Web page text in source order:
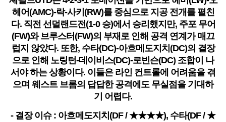
헤어(AMC)-락-사키(RW)를 중심으로 지공 전개를 펼친
다. 직전 선덜랜드전(1-0 승)에서 승리했지만, 주포 무어
(FW)와 브루스터(FW)의 부재로 인해 공격 연계가 매끄
럽지 않았다. 또한, 수타(DC)-아흐메도지치(DC)의 결장
으로 인해 노링턴-데이비스(DC)-로빈슨(DC) 조합이 나
서야 하는 상황이다. 이들은 라인 컨트롤에 어려움을 겪
으며 웨스트 브롬의 답답한 공격에도 무실점을 기대하
기 어렵다.
- 결장 이슈 : 아흐메도지치(DF / ★★★★), 수타(DF / ★